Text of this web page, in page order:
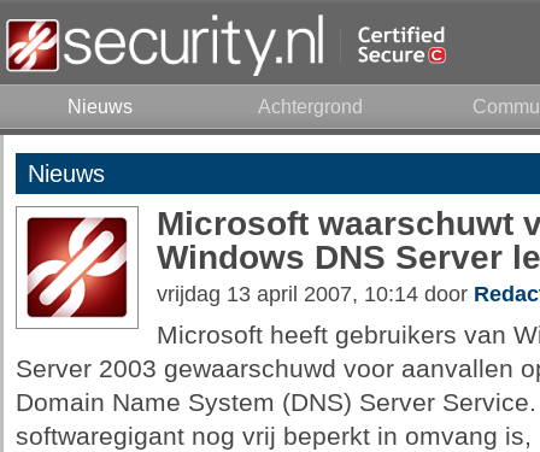
Nieuws Achtergrond
Nieuws
Microsoft waarschuwt
Windows DNS Server
vrijdag 13 april 2007, 10:14 door
Microsoft heeft gebruikers van
Server 2003 gewaarschuwd voor aanvallen
Domain Name System (DNS) Server
softwaregigant nog vrij beperkt in omvang